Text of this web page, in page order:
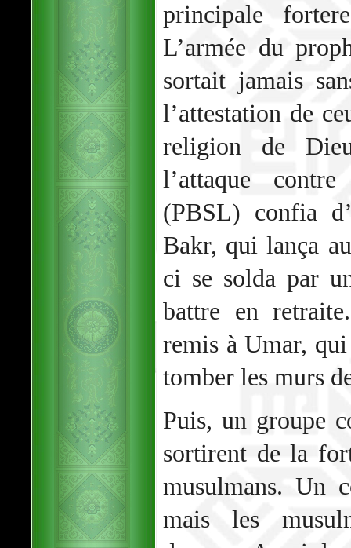
principale
L’armée du
sortait jamais
l’attestation de
religion de
l’attaque
(PBSL) confia
Bakr, qui lança
ci se solda par
battre en
remis à Umar,
tomber les murs
Puis, un groupe
sortirent de la
musulmans. Un
mais les